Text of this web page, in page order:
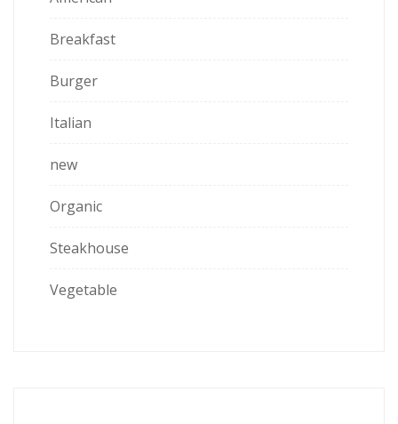
Breakfast
Burger
Italian
new
Organic
Steakhouse
Vegetable